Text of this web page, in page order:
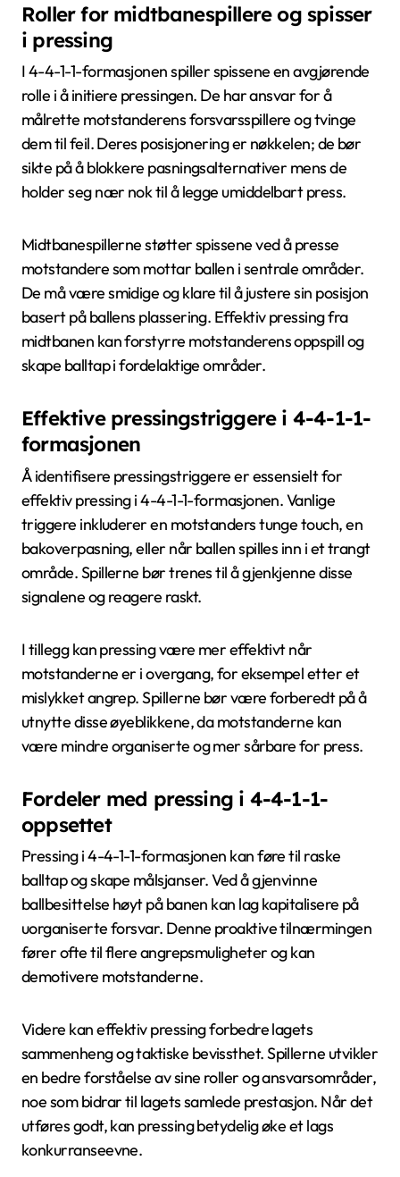
Roller for midtbanespillere og spisser
i pressing
I 4-4-1-1-formasjonen spiller spissene en avgjørende
rolle i å initiere pressingen. De har ansvar for å
målrette motstanderens forsvarsspillere og tvinge
dem til feil. Deres posisjonering er nøkkelen; de bør
sikte på å blokkere pasningsalternativer mens de
holder seg nær nok til å legge umiddelbart press.
Midtbanespillerne støtter spissene ved å presse
motstandere som mottar ballen i sentrale områder.
De må være smidige og klare til å justere sin posisjon
basert på ballens plassering. Effektiv pressing fra
midtbanen kan forstyrre motstanderens oppspill og
skape balltap i fordelaktige områder.
Effektive pressingstriggere i 4-4-1-1-
formasjonen
Å identifisere pressingstriggere er essensielt for
effektiv pressing i 4-4-1-1-formasjonen. Vanlige
triggere inkluderer en motstanders tunge touch, en
bakoverpasning, eller når ballen spilles inn i et trangt
område. Spillerne bør trenes til å gjenkjenne disse
signalene og reagere raskt.
I tillegg kan pressing være mer effektivt når
motstanderne er i overgang, for eksempel etter et
mislykket angrep. Spillerne bør være forberedt på å
utnytte disse øyeblikkene, da motstanderne kan
være mindre organiserte og mer sårbare for press.
Fordeler med pressing i 4-4-1-1-
oppsettet
Pressing i 4-4-1-1-formasjonen kan føre til raske
balltap og skape målsjanser. Ved å gjenvinne
ballbesittelse høyt på banen kan lag kapitalisere på
uorganiserte forsvar. Denne proaktive tilnærmingen
fører ofte til flere angrepsmuligheter og kan
demotivere motstanderne.
Videre kan effektiv pressing forbedre lagets
sammenheng og taktiske bevissthet. Spillerne utvikler
en bedre forståelse av sine roller og ansvarsområder,
noe som bidrar til lagets samlede prestasjon. Når det
utføres godt, kan pressing betydelig øke et lags
konkurranseevne.